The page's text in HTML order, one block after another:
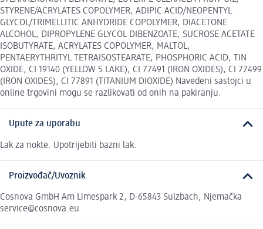
STYRENE/ACRYLATES COPOLYMER, ADIPIC ACID/NEOPENTYL
GLYCOL/TRIMELLITIC ANHYDRIDE COPOLYMER, DIACETONE
ALCOHOL, DIPROPYLENE GLYCOL DIBENZOATE, SUCROSE ACETATE
ISOBUTYRATE, ACRYLATES COPOLYMER, MALTOL,
PENTAERYTHRITYL TETRAISOSTEARATE, PHOSPHORIC ACID, TIN
OXIDE, CI 19140 (YELLOW 5 LAKE), CI 77491 (IRON OXIDES), CI 77499
(IRON OXIDES), CI 77891 (TITANIUM DIOXIDE) Navedeni sastojci u
online trgovini mogu se razlikovati od onih na pakiranju.
Upute za uporabu
Lak za nokte. Upotrijebiti bazni lak.
Proizvođač/Uvoznik
Cosnova GmbH Am Limespark 2, D-65843 Sulzbach, Njemačka
service@cosnova.eu